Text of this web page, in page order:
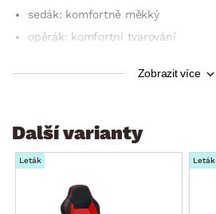
sedák: komfortně měkký
opěrák: komfortní tvarování
funkce výškového nastavení
moderní design
max. doporučená nosnost do 120 kg
dodáváno v demontu
Zobrazit více
Další varianty
Leták Leták